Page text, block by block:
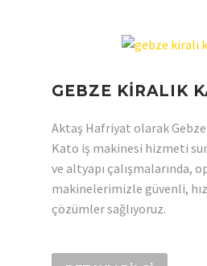
GEBZE KİRALIK
Aktaş Hafriyat olarak
Kato iş makinesi hizmeti
ve altyapı çalışmalarında,
makinelerimizle güvenli,
çözümler sağlıyoruz.